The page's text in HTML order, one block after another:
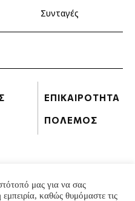
Συνταγές
ΕΠΙΚΑΙΡΟΤΗΤΑ
ΠΟΛΕΜΟΣ
μας για να σας
καθώς θυμόμαστε τις